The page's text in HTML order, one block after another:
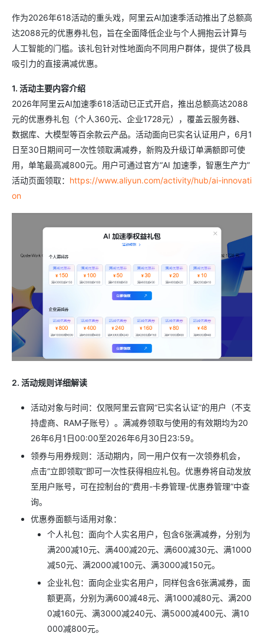
作为2026年618活动的重头戏，阿里云AI加速季活动推出了总额高
达2088元的优惠券礼包，旨在全面降低企业与个人拥抱云计算与
人工智能的门槛。该礼包针对性地面向不同用户群体，提供了极具
吸引力的直接满减优惠。
1. 活动主要内容介绍
2026年阿里云AI加速季618活动已正式开启，推出总额高达2088
元的优惠券礼包（个人360元、企业1728元），覆盖云服务器、
数据库、大模型等百余款云产品。活动面向已实名认证用户，6月1
日至30日期间可一次性领取满减券，新购及升级订单满额即可使
用，单笔最高减800元。用户可通过官方“AI 加速季，智惠生产力”
活动页面领取： https://www.aliyun.com/activity/hub/ai-innovati
on
2. 活动规则详细解读
活动对象与时间：仅限阿里云官网“已实名认证”的用户（不支
持虚商、RAM子账号）。满减券领取与使用的有效期均为20
26年6月1日00:00至2026年6月30日23:59。
领券与用券规则：活动期内，同一用户仅有一次领券机会，
点击“立即领取”即可一次性获得相应礼包。优惠券将自动发放
至用户账号，可在控制台的“费用-卡券管理-优惠券管理”中查
询。
优惠券面额与适用对象：
个人礼包：面向个人实名用户，包含6张满减券，分别为
满200减10元、满400减20元、满600减30元、满1000
减50元、满2000减100元、满3000减150元。
企业礼包：面向企业实名用户，同样包含6张满减券，面
额更高，分别为满600减48元、满1000减80元、满200
0减160元、满3000减240元、满5000减400元、满10
000减800元。